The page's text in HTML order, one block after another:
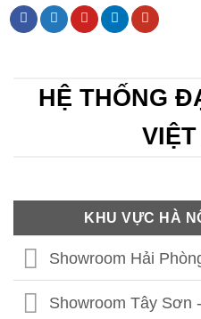
HỆ THỐNG
KHU VỰC HÀ
Showroom Hải
Showroom Tây Sơn